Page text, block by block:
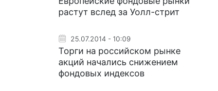
растут вслед за Уолл-стрит
25.07.2014 - 10:09
Торги на российском рынке
акций начались снижением
фондовых индексов